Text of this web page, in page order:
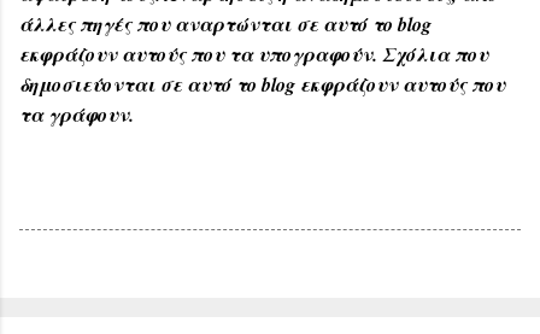
άλλες πηγές που αναρτώνται σε αυτό το blog
εκφράζουν αυτούς που τα υπογραφούν. Σχόλια που
δημοσιεύονται σε αυτό το blog εκφράζουν αυτούς που
τα γράφουν.